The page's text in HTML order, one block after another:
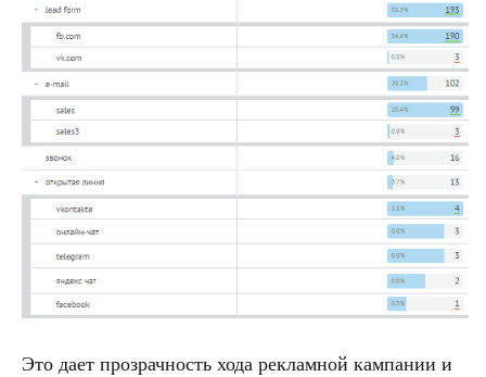
Это дает прозрачность хода рекламной кампании и